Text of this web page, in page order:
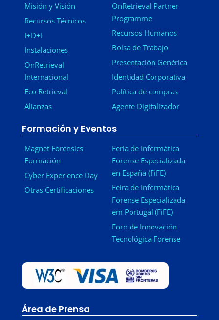
Misión y Visión
Recursos Técnicos
I+D+I
Instalaciones
OnRetrieval
Internacional
Eco Retrieval
Alianzas
OnRetrieval Partner
Programme
Recursos Humanos
Bolsa de Trabajo
Presentación Genérica
Identidad Corporativa
Política de compras
Agente Digitalizador
Formación y Eventos
Magnet Forensics
Formación
Cyber Experience Day
Otras Certificaciones
Feria de Informática
Forense Especializada
en España (FiFE)
Feira de Informática
Forense Especializada
em Portugal (FiFE)
Foro de Innovación
Tecnológica Forense
Área de Prensa